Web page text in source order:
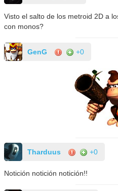
Visto el salto de los metroid 2D a
con monos?
GenG +0
Tharduus +0
Notición notición notición!!